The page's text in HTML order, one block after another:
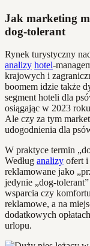
Jak marketing
dog-tolerant
Rynek turystyczny
analizy hotel-
krajowych i
boomem idzie także
segment hoteli dla
osiągając w 2023
Ale czy za tym
udogodnienia dla
W praktyce termin
Według analizy ofert
reklamowane jako
jedynie „dog-
wsparcia czy
reklamowe, a na
dodatkowych
urlopu.